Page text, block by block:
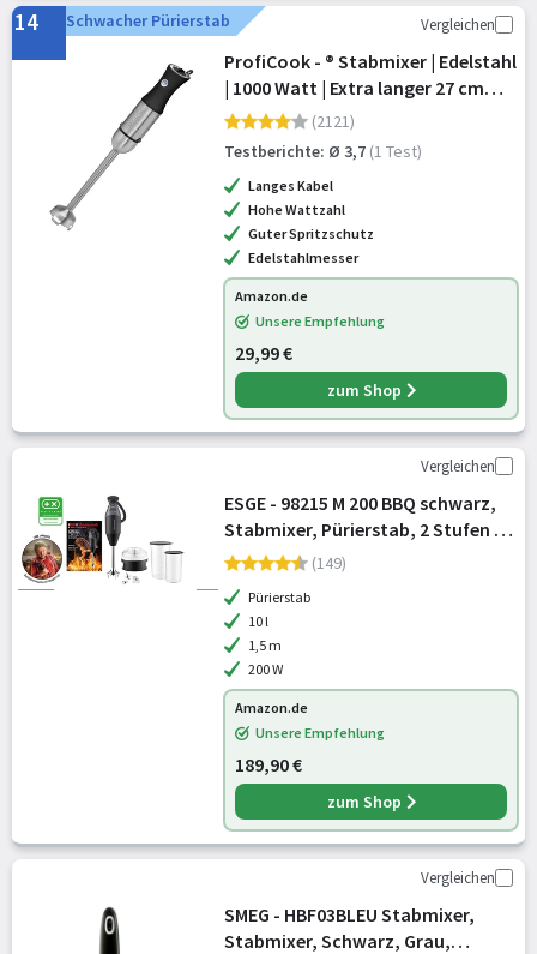
14 Schwacher Pürierstab Vergleichen
ProfiCook - ® Stabmixer | Edelstahl
| 1000 Watt | Extra langer 27 cm
Stab |
Geschwindigkeitsregulierung |
ergonomischer Soft-Touch-Griff |
4-fach Edelsta
(2121)
Testberichte: Ø 3,7 (1 Test)
Langes Kabel
Hohe Wattzahl
Guter Spritzschutz
Edelstahlmesser
Amazon.de
Unsere Empfehlung
29,99 €
zum Shop
Vergleichen
ESGE - 98215 M 200 BBQ schwarz,
Stabmixer, Pürierstab, 2 Stufen bis
17.000 U/Min, ergonomischer Griff,
Zubehör, 200W, Made
(149)
Pürierstab
10 l
1,5 m
200 W
Amazon.de
Unsere Empfehlung
189,90 €
zum Shop
Vergleichen
SMEG - HBF03BLEU Stabmixer,
Stabmixer, Schwarz, Grau,